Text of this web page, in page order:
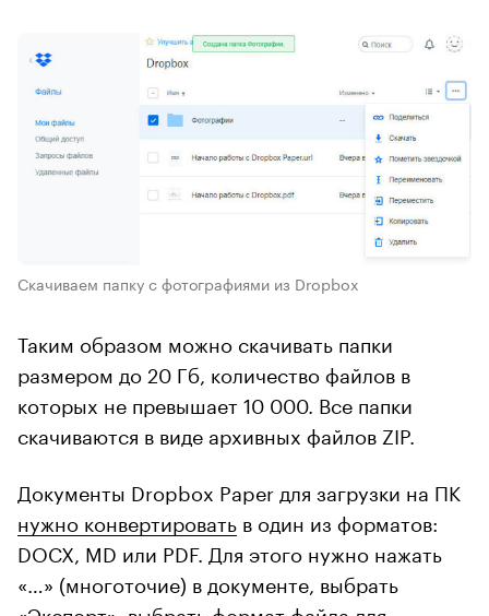
Скачиваем папку с фотографиями из Dropbox
Таким образом можно скачивать папки
размером до 20 Гб, количество файлов в
которых не превышает 10 000. Все папки
скачиваются в виде архивных файлов ZIP.
Документы Dropbox Paper для загрузки на ПК
нужно конвертировать в один из форматов:
DOCX, MD или PDF. Для этого нужно нажать
«…» (многоточие) в документе, выбрать